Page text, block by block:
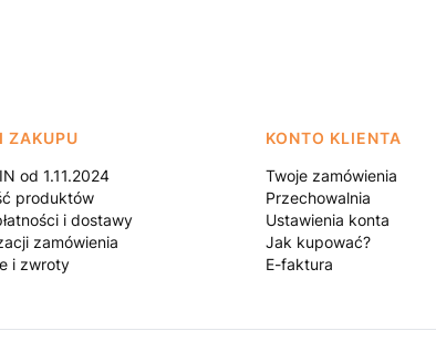
ZAKUPU
od 1.11.2024
produktów
i dostawy
zamówienia
i zwroty
KONTO KLIENTA
Twoje zamówienia
Przechowalnia
Ustawienia konta
Jak kupować?
E-faktura